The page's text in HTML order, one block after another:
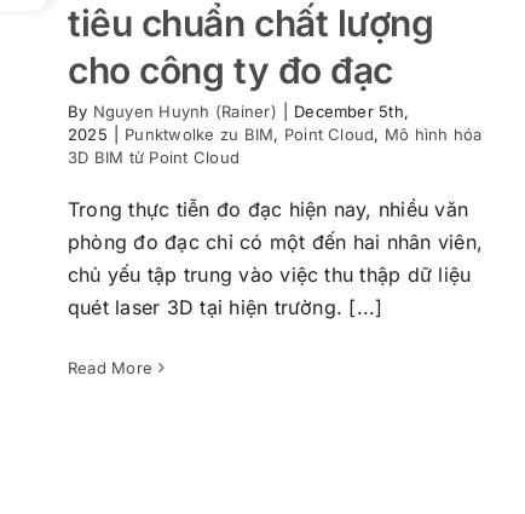
tiêu chuẩn chất lượng
cho công ty đo đạc
By Nguyen Huynh (Rainer)
December 5th,
2025
Punktwolke zu BIM, Point Cloud, Mô hình hóa
3D BIM từ Point Cloud
Trong thực tiễn đo đạc hiện nay, nhiều văn
phòng đo đạc chỉ có một đến hai nhân viên,
chủ yếu tập trung vào việc thu thập dữ liệu
quét laser 3D tại hiện trường. [...]
Read More
Point Cloud Lỗi và Tiến Độ Bị Đe Dọa:
Vì Sao Cần Một Đối Tác Thực Sự Mạnh?